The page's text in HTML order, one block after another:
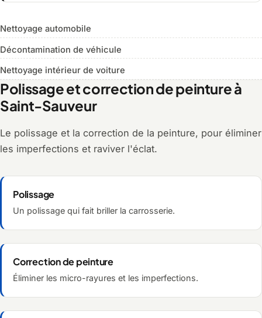
Nettoyage automobile
Décontamination de véhicule
Nettoyage intérieur de voiture
Polissage et correction de peinture à
Saint-Sauveur
Le polissage et la correction de la peinture, pour éliminer
les imperfections et raviver l'éclat.
Polissage
Un polissage qui fait briller la carrosserie.
Correction de peinture
Éliminer les micro-rayures et les imperfections.